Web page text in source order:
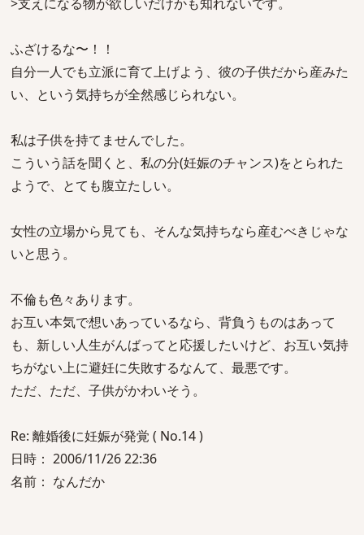
ふざけるな〜！！
自分一人でも立派に育て上げよう、彼の子供だから産みた
い、という気持ちが全然感じられない。
私は子供を持てませんでした。
こういう話を聞くと、私の分(妊娠のチャンス)をとられた
ようで、とても腹立たしい。
女性の立場から見ても、そんな気持ちなら産むべきじゃな
いと思う。
不倫も色々あります。
お互い本気で想いあっているなら、背負うものはあって
も、新しい人生がんばってと応援したいけど、お互い気持
ちがない上に避妊に失敗するなんて、最悪です。
ただ、ただ、子供がかわいそう。
Re: 離婚後に妊娠が発覚 ( No.14 )
日時： 2006/11/26 22:36
名前： なんだか